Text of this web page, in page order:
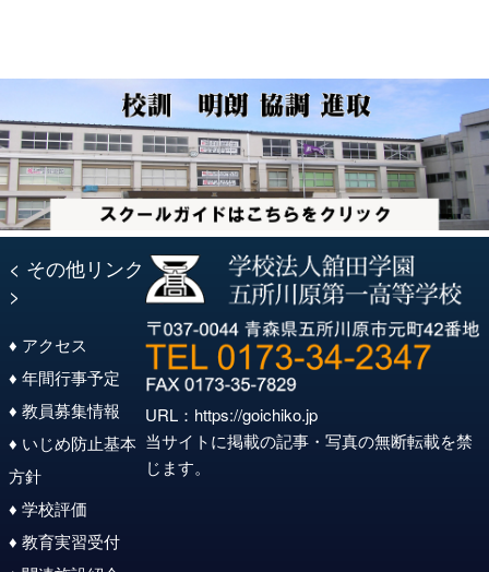
ョ
ン
< その他リンク
>
♦ アクセス
♦ 年間行事予定
♦ 教員募集情報
♦ いじめ防止基本
方針
♦ 学校評価
♦ 教育実習受付
URL： https://goichiko.jp
当サイトに掲載の記事・写真の無断転載を禁
じます。